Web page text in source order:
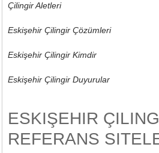
Çilingir Aletleri
Eskişehir Çilingir Çözümleri
Eskişehir Çilingir Kimdir
Eskişehir Çilingir Duyurular
ESKIŞEHIR
REFERANS